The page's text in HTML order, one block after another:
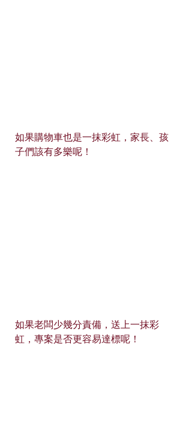
如果購物車也是一抹彩虹，家長、孩
子們該有多樂呢！
如果老闆少幾分責備，送上一抹彩
虹，專案是否更容易達標呢！